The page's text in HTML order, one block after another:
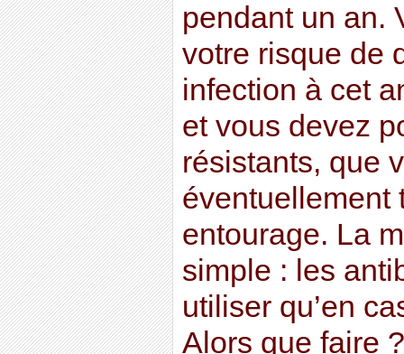
pendant un an.
votre risque de
infection à cet
et vous devez
résistants, que
éventuellement
entourage. La
simple : les
utiliser qu’en
Alors que faire